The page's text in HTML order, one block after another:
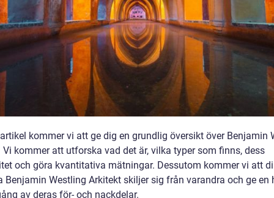
kommer vi att ge dig en grundlig översikt över Benjamin
Vi kommer att utforska vad det är, vilka typer som finns, dess
och göra kvantitativa mätningar. Dessutom kommer vi att
Benjamin Westling Arkitekt skiljer sig från varandra och ge en
av deras för- och nackdelar.